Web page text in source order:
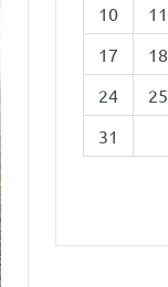
10
11
17
18
24
25
31